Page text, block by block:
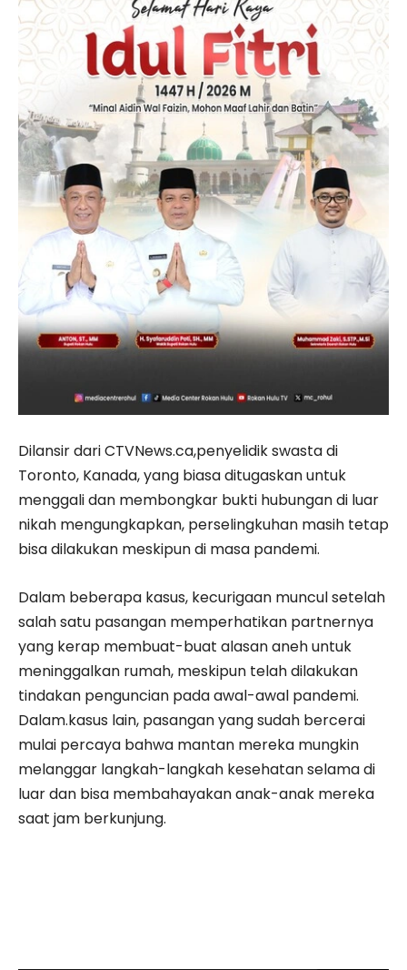
Dilansir dari CTVNews.ca,penyelidik swasta di
Toronto, Kanada, yang biasa ditugaskan untuk
menggali dan membongkar bukti hubungan di luar
nikah mengungkapkan, perselingkuhan masih tetap
bisa dilakukan meskipun di masa pandemi.
Dalam beberapa kasus, kecurigaan muncul setelah
salah satu pasangan memperhatikan partnernya
yang kerap membuat-buat alasan aneh untuk
meninggalkan rumah, meskipun telah dilakukan
tindakan penguncian pada awal-awal pandemi.
Dalam.kasus lain, pasangan yang sudah bercerai
mulai percaya bahwa mantan mereka mungkin
melanggar langkah-langkah kesehatan selama di
luar dan bisa membahayakan anak-anak mereka
saat jam berkunjung.